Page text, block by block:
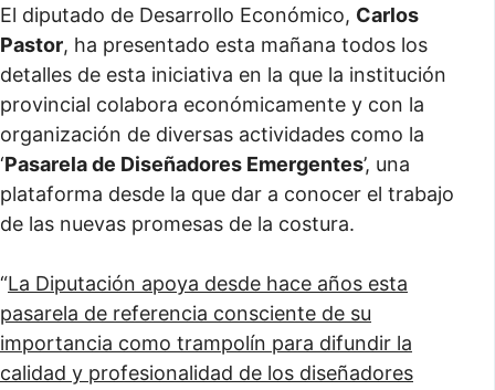
El diputado de Desarrollo Económico, Carlos
Pastor, ha presentado esta mañana todos los
detalles de esta iniciativa en la que la institución
provincial colabora económicamente y con la
organización de diversas actividades como la
‘Pasarela de Diseñadores Emergentes’, una
plataforma desde la que dar a conocer el trabajo
de las nuevas promesas de la costura.
“La Diputación apoya desde hace años esta
pasarela de referencia consciente de su
importancia como trampolín para difundir la
calidad y profesionalidad de los diseñadores